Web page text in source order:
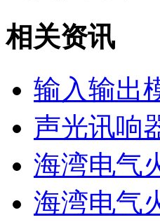
相关资讯
输入输出
声光讯响
海湾电气
海湾电气